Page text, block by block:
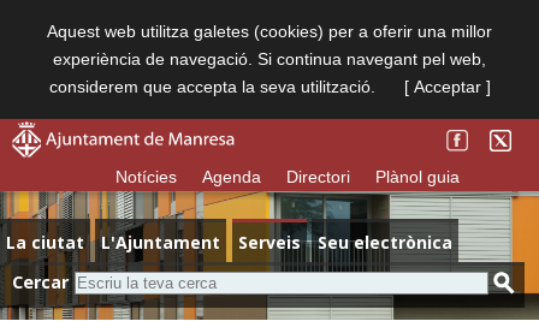
Aquest web utilitza galetes (cookies) per a oferir una millor
experiència de navegació. Si continua navegant pel web,
considerem que accepta la seva utilització.
[ Acceptar ]
Notícies Agenda Directori Plànol guia
La ciutat L'Ajuntament Serveis
Seu electrònica
Cercar